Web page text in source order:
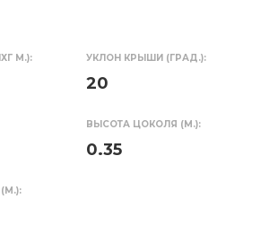
М.): УКЛОН КРЫШИ (ГРАД.):
20
ВЫСОТА ЦОКОЛЯ (М.):
0.35